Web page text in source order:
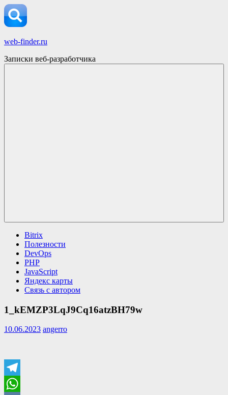
Skip
to
content
web-finder.ru
Записки веб-разработчика
Bitrix
Полезности
DevOps
PHP
JavaScript
Яндекс карты
Связь с автором
1_kEMZP3LqJ9Cq16atzBH79w
10.06.2023 angerro
Telegram